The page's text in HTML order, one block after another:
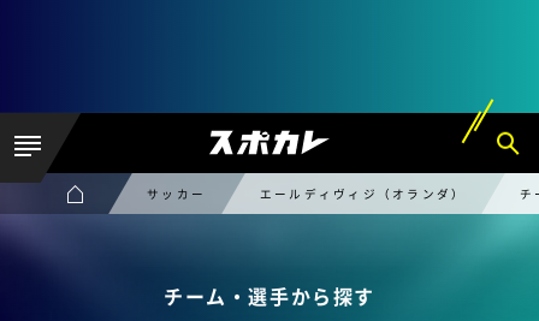
サッカー エールディヴィジ（オランダ） チ
チーム・選手から探す